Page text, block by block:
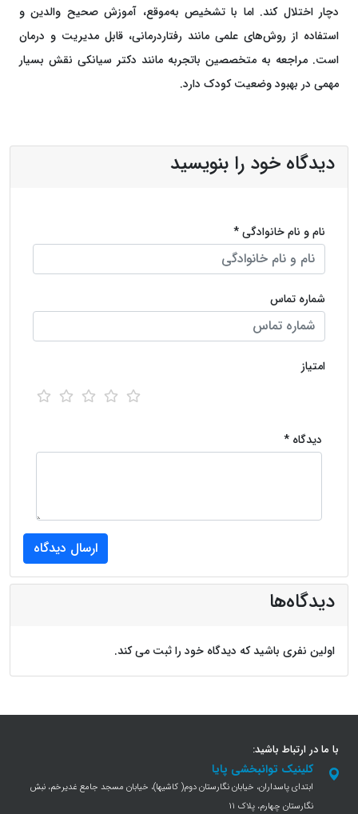
دچار اختلال کند. اما با تشخیص به‌موقع، آموزش صحیح والدین و
استفاده از روش‌های علمی مانند رفتاردرمانی، قابل مدیریت و درمان
است. مراجعه به متخصصین باتجربه مانند دکتر سیانکی نقش بسیار
مهمی در بهبود وضعیت کودک دارد.
دیدگاه خود را بنویسید
نام و نام خانوادگی *
شماره تماس
امتیاز
دیدگاه *
دیدگاه‌ها
اولین نفری باشید که دیدگاه خود را ثبت می کند.
با ما در ارتباط باشید:
کلینیک توانبخشی پایا
ابتدای پاسداران، خیابان نگارستان دوم( کاشیها)، خیابان مسجد جامع غدیرخم، نبش
نگارستان چهارم، پلاک 11